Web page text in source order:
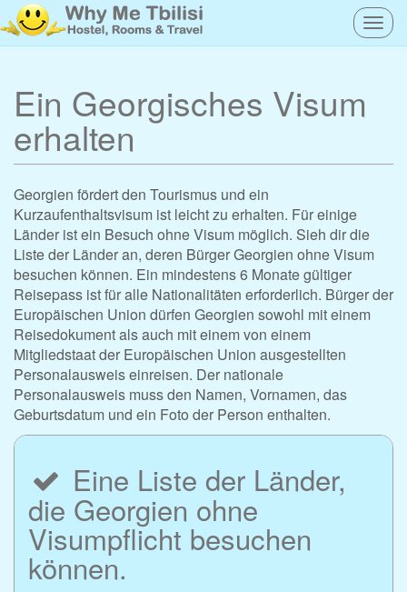
Ein Georgisches Visum
erhalten
Georgien fördert den Tourismus und ein
Kurzaufenthaltsvisum ist leicht zu erhalten. Für einige
Länder ist ein Besuch ohne Visum möglich. Sieh dir die
Liste der Länder an, deren Bürger Georgien ohne Visum
besuchen können. Ein mindestens 6 Monate gültiger
Reisepass ist für alle Nationalitäten erforderlich. Bürger der
Europäischen Union dürfen Georgien sowohl mit einem
Reisedokument als auch mit einem von einem
Mitgliedstaat der Europäischen Union ausgestellten
Personalausweis einreisen. Der nationale
Personalausweis muss den Namen, Vornamen, das
Geburtsdatum und ein Foto der Person enthalten.
Eine Liste der Länder,
die Georgien ohne
Visumpflicht besuchen
können.